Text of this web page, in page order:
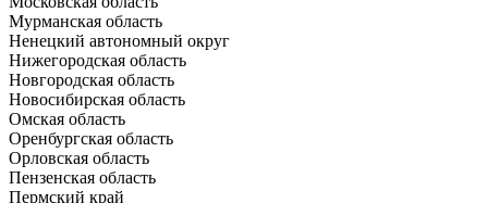
Мурманская область
Ненецкий автономный округ
Нижегородская область
Новгородская область
Новосибирская область
Омская область
Оренбургская область
Орловская область
Пензенская область
Пермский край